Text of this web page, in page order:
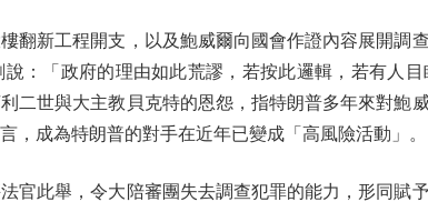
新工程開支，以及鮑威爾向國會作證內容展開調
：「政府的理由如此荒謬，若按此邏輯，若有人
二世與大主教貝克特的恩怨，指特朗普多年來對鮑
，成為特朗普的對手在近年已變成「高風險活動」。
此舉，令大陪審團失去調查犯罪的能力，形同賦